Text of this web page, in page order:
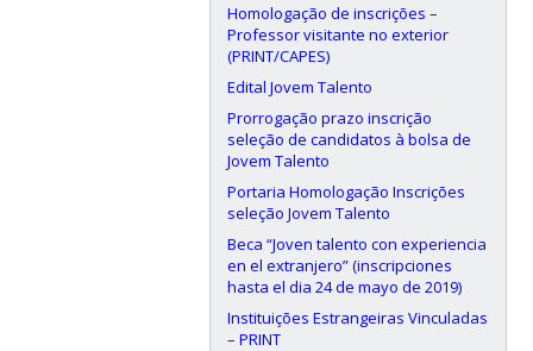
Homologação de inscrições –
Professor visitante no exterior
(PRINT/CAPES)
Edital Jovem Talento
Prorrogação prazo inscrição
seleção de candidatos à bolsa de
Jovem Talento
Portaria Homologação Inscrições
seleção Jovem Talento
Beca “Joven talento con experiencia
en el extranjero” (inscripciones
hasta el dia 24 de mayo de 2019)
Instituições Estrangeiras Vinculadas
– PRINT